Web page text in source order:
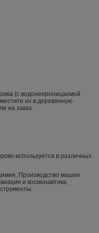
(с водонепроницаемой
их в деревянную
на заказ.
используется в различных
Производство машин
и космонавтика,